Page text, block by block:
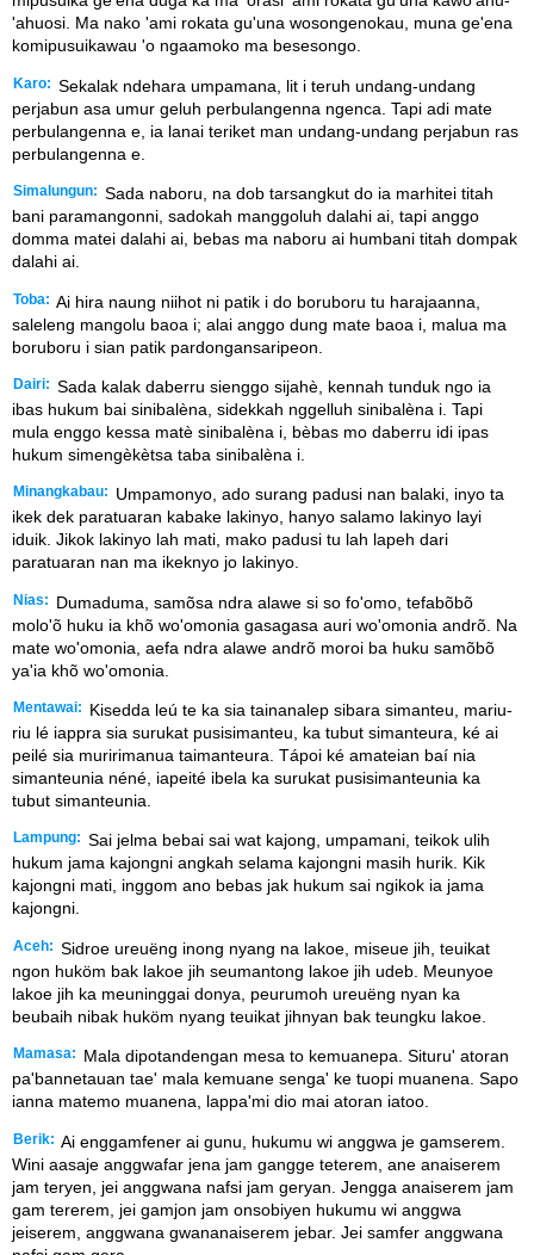
'ahuosi. Ma nako 'ami rokata gu'una wosongenokau, muna ge'ena
komipusuikawau 'o ngaamoko ma besesongo.
Karo: Sekalak ndehara umpamana, lit i teruh undang-undang
perjabun asa umur geluh perbulangenna ngenca. Tapi adi mate
perbulangenna e, ia lanai teriket man undang-undang perjabun ras
perbulangenna e.
Simalungun: Sada naboru, na dob tarsangkut do ia marhitei titah
bani paramangonni, sadokah manggoluh dalahi ai, tapi anggo
domma matei dalahi ai, bebas ma naboru ai humbani titah dompak
dalahi ai.
Toba: Ai hira naung niihot ni patik i do boruboru tu harajaanna,
saleleng mangolu baoa i; alai anggo dung mate baoa i, malua ma
boruboru i sian patik pardongansaripeon.
Dairi: Sada kalak daberru sienggo sijahè, kennah tunduk ngo ia
ibas hukum bai sinibalèna, sidekkah nggelluh sinibalèna i. Tapi
mula enggo kessa matè sinibalèna i, bèbas mo daberru idi ipas
hukum simengèkètsa taba sinibalèna i.
Minangkabau:
Umpamonyo, ado surang padusi nan balaki, inyo ta
ikek dek paratuaran kabake lakinyo, hanyo salamo lakinyo layi
iduik. Jikok lakinyo lah mati, mako padusi tu lah lapeh dari
paratuaran nan ma ikeknyo jo lakinyo.
Nias:
Dumaduma, samõsa ndra alawe si so fo'omo, tefabõbõ
molo'õ huku ia khõ wo'omonia gasagasa auri wo'omonia andrõ. Na
mate wo'omonia, aefa ndra alawe andrõ moroi ba huku samõbõ
ya'ia khõ wo'omonia.
Mentawai:
Kisedda leú te ka sia tainanalep sibara simanteu, mariu-
riu lé iappra sia surukat pusisimanteu, ka tubut simanteura, ké ai
peilé sia muririmanua taimanteura. Tápoi ké amateian baí nia
simanteunia néné, iapeité ibela ka surukat pusisimanteunia ka
tubut simanteunia.
Lampung: Sai jelma bebai sai wat kajong, umpamani, teikok ulih
hukum jama kajongni angkah selama kajongni masih hurik. Kik
kajongni mati, inggom ano bebas jak hukum sai ngikok ia jama
kajongni.
Aceh: Sidroe ureuëng inong nyang na lakoe, miseue jih, teuikat
ngon huköm bak lakoe jih seumantong lakoe jih udeb. Meunyoe
lakoe jih ka meuninggai donya, peurumoh ureuëng nyan ka
beubaih nibak huköm nyang teuikat jihnyan bak teungku lakoe.
Mamasa:
Mala dipotandengan mesa to kemuanepa. Situru' atoran
pa'bannetauan tae' mala kemuane senga' ke tuopi muanena. Sapo
ianna matemo muanena, lappa'mi dio mai atoran iatoo.
Berik: Ai enggamfener ai gunu, hukumu wi anggwa je gamserem.
Wini aasaje anggwafar jena jam gangge teterem, ane anaiserem
jam teryen, jei anggwana nafsi jam geryan. Jengga anaiserem jam
gam tererem, jei gamjon jam onsobiyen hukumu wi anggwa
jeiserem, anggwana gwananaiserem jebar. Jei samfer anggwana